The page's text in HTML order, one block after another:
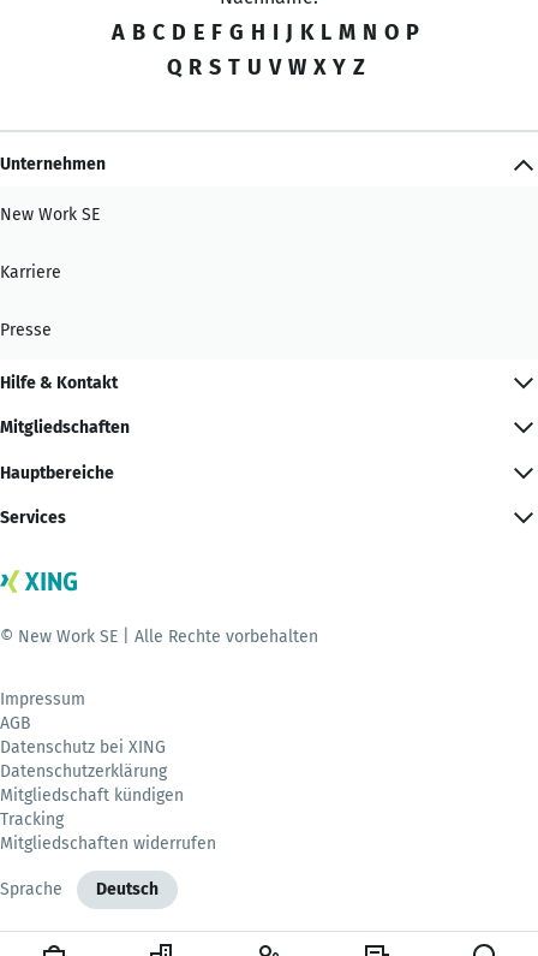
A B C D E F G H I J K L M N O P
Q R S T U V W X Y Z
Unternehmen
New Work SE
Karriere
Presse
Hilfe & Kontakt
Mitgliedschaften
Hauptbereiche
Services
© New Work SE | Alle Rechte vorbehalten
Impressum
AGB
Datenschutz bei XING
Datenschutzerklärung
Mitgliedschaft kündigen
Tracking
Mitgliedschaften widerrufen
Sprache Deutsch